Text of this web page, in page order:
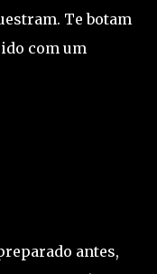
Te botam
com um
antes,